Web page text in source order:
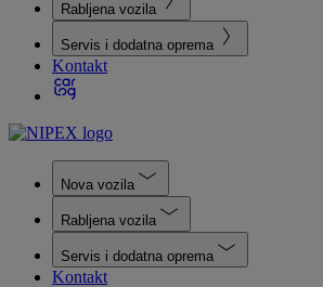
Rabljena vozila
Servis i dodatna oprema
Kontakt
Nova vozila
Rabljena vozila
Servis i dodatna oprema
Kontakt